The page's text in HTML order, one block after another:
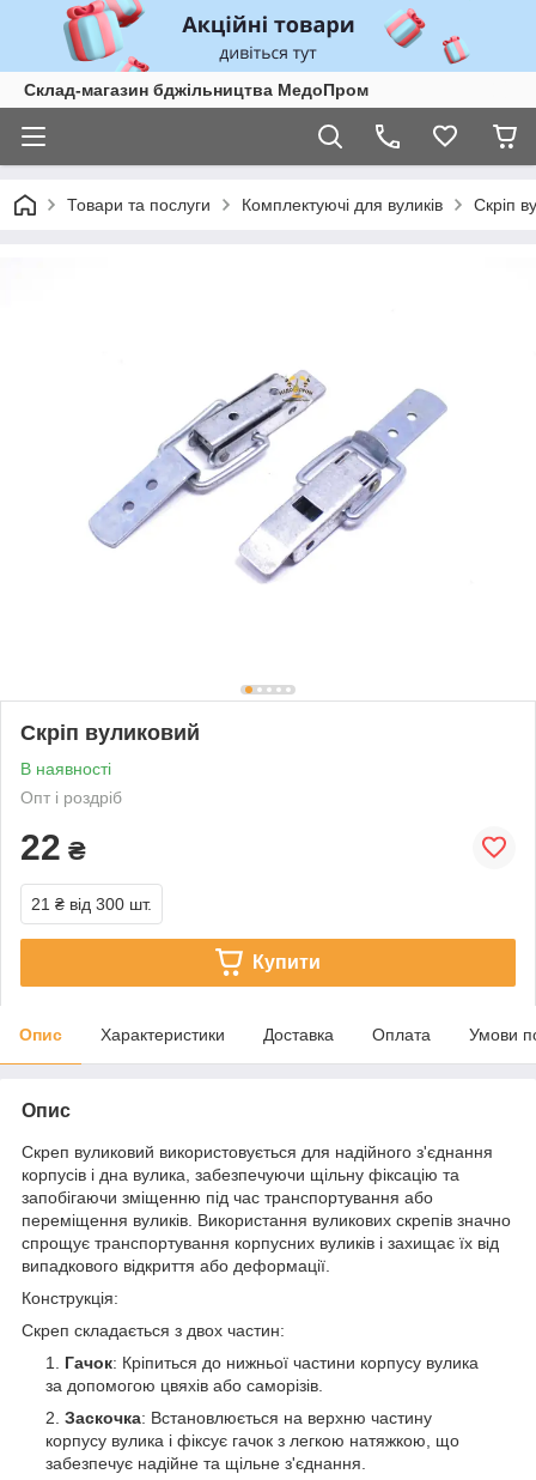
Склад-магазин бджільництва МедоПром
Товари та послуги Комплектуючі для вуликів Скріп
Скріп вуликовий
В наявності
Опт і роздріб
22 ₴
21 ₴ від 300 шт.
Купити
Опис Характеристики Доставка Оплата Умови
Опис
Скреп вуликовий використовується для надійного з'єднання
корпусів і дна вулика, забезпечуючи щільну фіксацію та
запобігаючи зміщенню під час транспортування або
переміщення вуликів. Використання вуликових скрепів значно
спрощує транспортування корпусних вуликів і захищає їх від
випадкового відкриття або деформації.
Конструкція:
Скреп складається з двох частин:
Гачок: Кріпиться до нижньої частини корпусу вулика
за допомогою цвяхів або саморізів.
Заскочка: Встановлюється на верхню частину
корпусу вулика і фіксує гачок з легкою натяжкою, що
забезпечує надійне та щільне з'єднання.